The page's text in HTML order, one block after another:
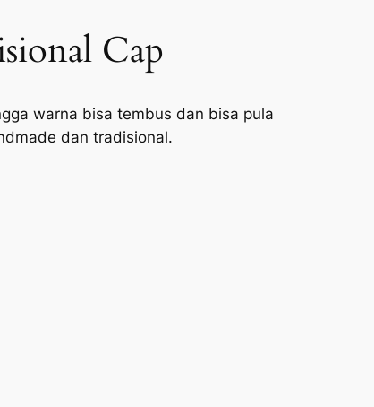
Cap
warna bisa tembus dan bisa pula
dan tradisional.